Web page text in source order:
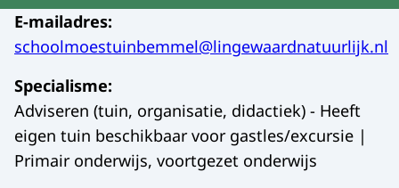
E-mailadres:
schoolmoestuinbemmel@lingewaardnatuurlijk.nl
Specialisme:
Adviseren (tuin, organisatie, didactiek) - Heeft
eigen tuin beschikbaar voor gastles/excursie |
Primair onderwijs, voortgezet onderwijs